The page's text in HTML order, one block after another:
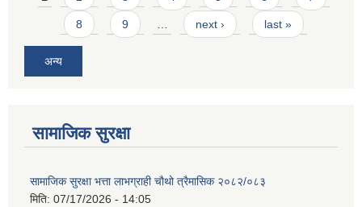
8 9 next › last »
अन्य
सामाजिक सुरक्षा
सामाजिक सुरक्षा भत्ता लाभग्राही चौथो त्रैमासिक २०८२/०८३
मिति: 07/17/2026 - 14:05